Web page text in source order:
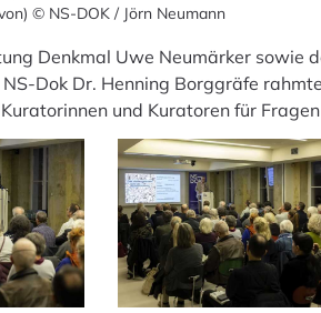
© NS-DOK / Jörn Neumann
Denkmal Uwe Neumärker sowie
Dok Dr. Henning Borggräfe
und Kuratoren für